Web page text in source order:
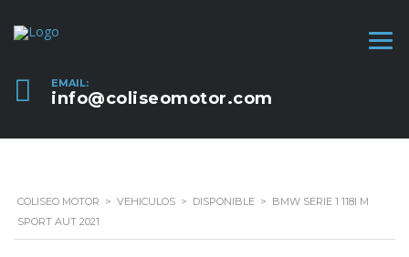
EMAIL:
info@coliseomotor.com
COLISEO MOTOR > VEHICULOS > DISPONIBLE > BMW SERIE 1 118I M
SPORT AUT 2021